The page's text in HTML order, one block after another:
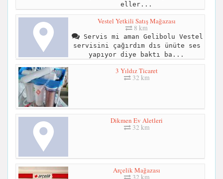
eller...
Vestel Yetkili Satış Mağazası
8 km
Servis mi aman Gelibolu Vestel
servisini çağırdım dıs ünüte ses
yapıyor diye baktı ba...
3 Yıldız Ticaret
32 km
Dikmen Ev Aletleri
32 km
Arçelik Mağazası
32 km